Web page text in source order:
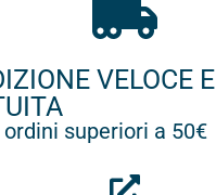
VELOCE E
superiori a 50€